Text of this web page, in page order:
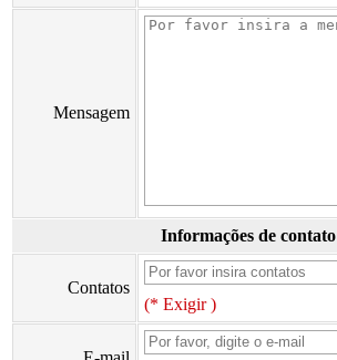
Mensagem
Informações de contato
Contatos
(* Exigir )